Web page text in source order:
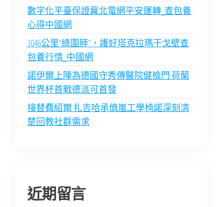
數字化平臺保證冀北電網平安運轉_查包養
心得中國網
3046公里“綠圍脖”，護好塔克拉瑪干戈壁查
包養行情_中國網
諾伊爾上陣為德國守秀傳醫院健檢門 荷蘭
世界杯首戰德派可首發
接替費紹爾 扎吉哈承億嵐工學椅諾深刻清
楚回教社群需求
近期留言